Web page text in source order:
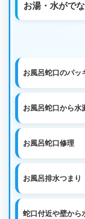
お湯・水がで
お風呂蛇口のパッ
お風呂蛇口から水
お風呂蛇口修理
お風呂排水つまり
蛇口付近や壁から